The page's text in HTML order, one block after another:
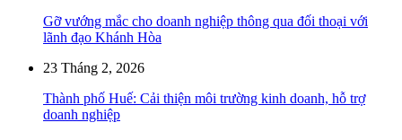
Gỡ vướng mắc cho doanh nghiệp thông qua đối thoại với
lãnh đạo Khánh Hòa
23 Tháng 2, 2026
Thành phố Huế: Cải thiện môi trường kinh doanh, hỗ trợ
doanh nghiệp